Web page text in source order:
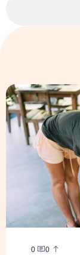
0
0